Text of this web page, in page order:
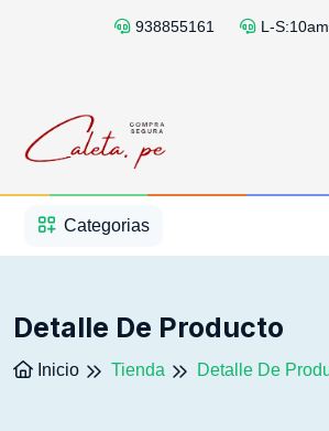
938855161 L-
Categorias
Detalle De Producto
Inicio Tienda Detalle De